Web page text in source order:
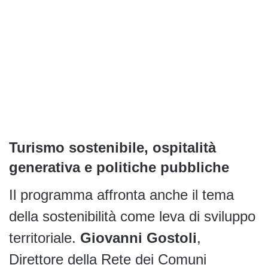
Turismo sostenibile, ospitalità
generativa e politiche pubbliche
Il programma affronta anche il tema
della sostenibilità come leva di sviluppo
territoriale. Giovanni Gostoli,
Direttore della Rete dei Comuni